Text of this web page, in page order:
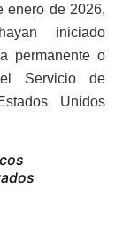
enero de 2026,
iniciado
permanente o
Servicio de
Unidos